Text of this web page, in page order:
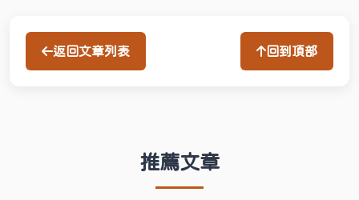
返回文章列表 回到頂部
推薦文章